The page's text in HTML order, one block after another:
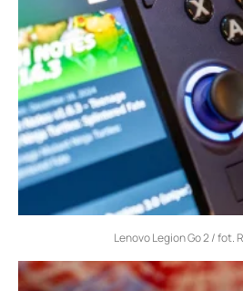
Lenovo Legion Go 2 / fot.